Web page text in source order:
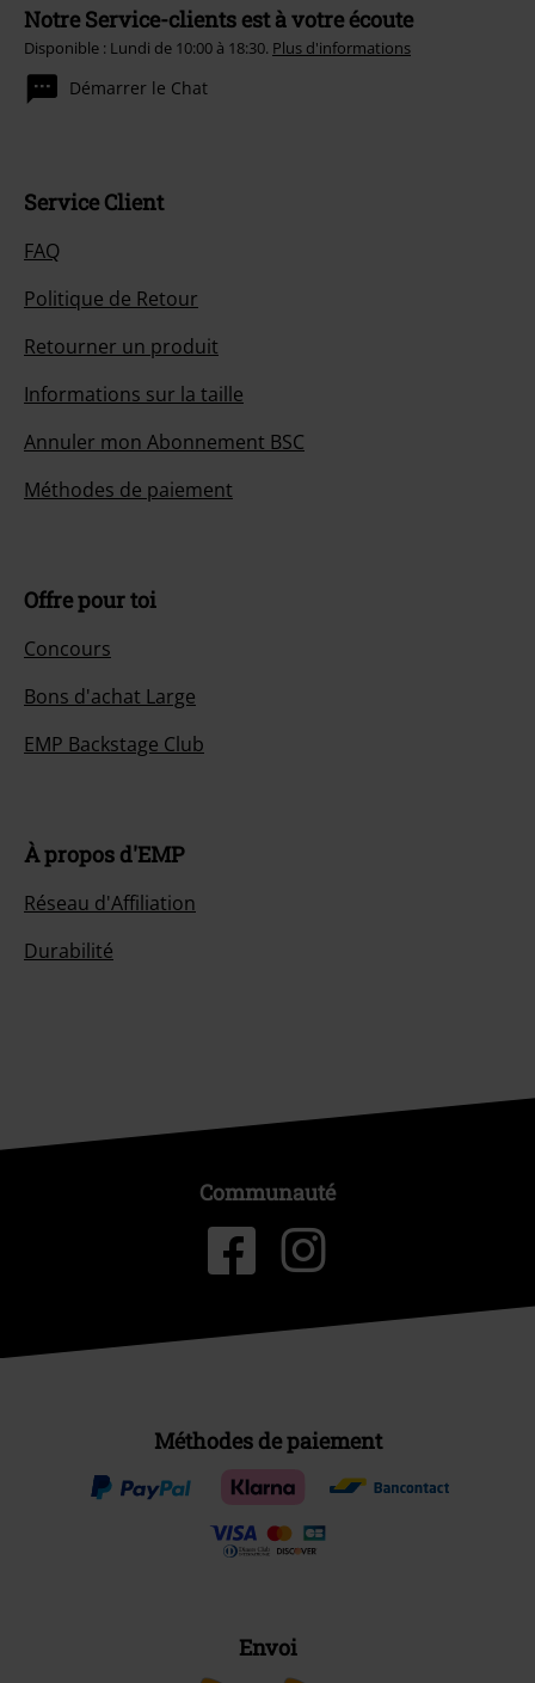
Notre Service-clients est à votre écoute
Disponible : Lundi de 10:00 à 18:30. Plus d'informations
Démarrer le Chat
Service Client
FAQ
Politique de Retour
Retourner un produit
Informations sur la taille
Annuler mon Abonnement BSC
Méthodes de paiement
Offre pour toi
Concours
Bons d'achat Large
EMP Backstage Club
À propos d'EMP
Réseau d'Affiliation
Durabilité
Communauté
Méthodes de paiement
Envoi